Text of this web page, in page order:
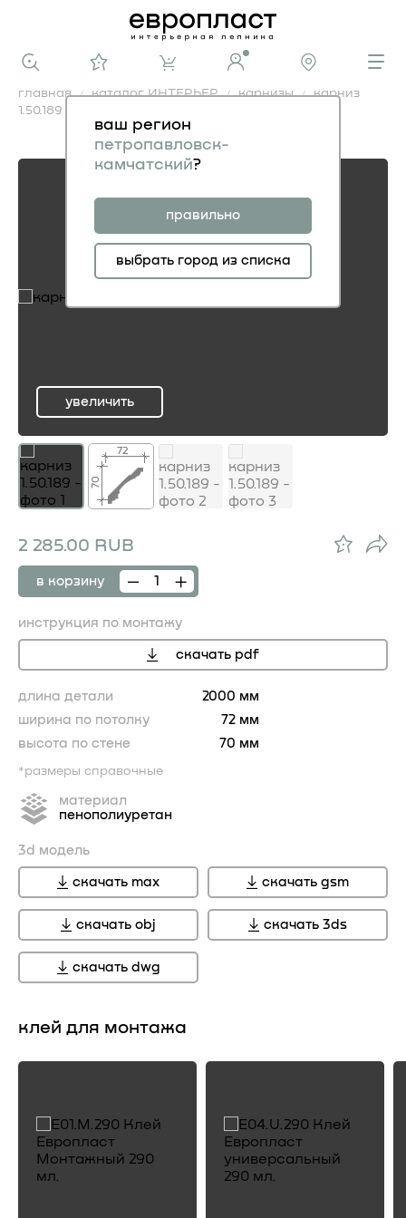
ваш регион
петропавловск-
камчатский?
правильно
выбрать город из списка
главная каталог ИНТЕРЬЕР карнизы
карниз
1.50.189
карниз 1.50.189
ru
увеличить
72
70
2 285.00 RUB
в корзину
инструкция по монтажу
скачать pdf
длина детали
2000 мм
ширина по потолку
72 мм
высота по стене
70 мм
*размеры справочные
материал
пенополиуретан
3d модель
скачать max скачать gsm
скачать obj скачать 3ds
скачать dwg
клей для монтажа